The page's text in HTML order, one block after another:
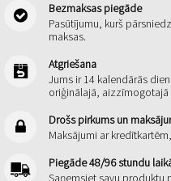
Bezmaksas piegāde
Pasūtījumu, kurš
maksas.
Atgriešana
Jums ir 14 kalendārās
oriģinālajā,
Drošs pirkums un
Maksājumi ar
Piegāde 48/96 stundu
Saņemsiet savu produktu